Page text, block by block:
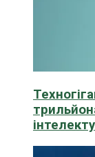
інтелекту